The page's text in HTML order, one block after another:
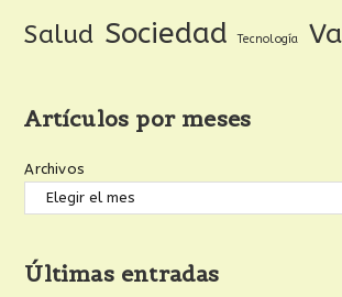
Salud Sociedad Tecnología
Artículos por meses
Archivos
Últimas entradas